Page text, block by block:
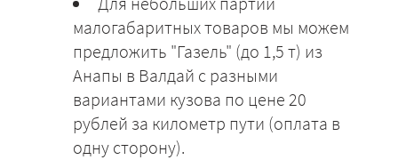
малогабаритных товаров мы можем
предложить "Газель" (до 1,5 т) из
Анапы в Валдай с разными
вариантами кузова по цене 20
рублей за километр пути (оплата в
одну сторону).